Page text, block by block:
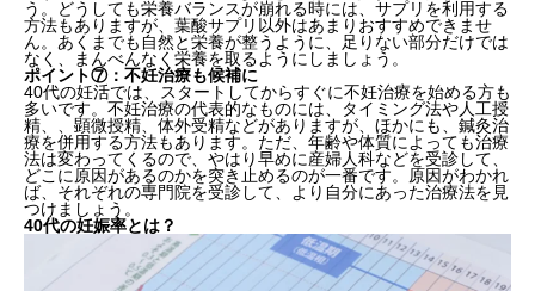
う。どうしても栄養バランスが崩れる時には、サプリを利用する
方法もありますが、葉酸サプリ以外はあまりおすすめできませ
ん。あくまでも自然と栄養が整うように、足りない部分だけでは
なく、まんべんなく栄養を取るようにしましょう。
ポイント⑦：不妊治療も候補に
40代の妊活では、スタートしてからすぐに不妊治療を始める方も
多いです。不妊治療の代表的なものには、タイミング法や人工授
精、、顕微授精、体外受精などがありますが、ほかにも、鍼灸治
療を併用する方法もあります。ただ、年齢や体質によっても治療
法は変わってくるので、やはり早めに産婦人科などを受診して、
どこに原因があるのかを突き止めるのが一番です。原因がわかれ
ば、それぞれの専門院を受診して、より自分にあった治療法を見
つけましょう。
40代の妊娠率とは？